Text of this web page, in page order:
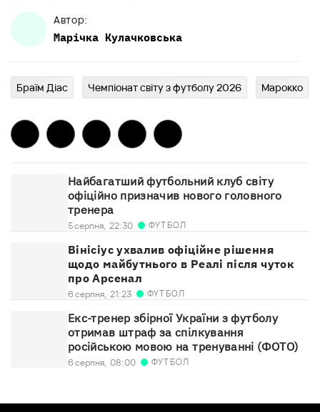
Автор:
Марічка Кулачковська
Браїм Діас Чемпіонат світу з футболу 2026 Марокко
Найбагатший футбольний клуб світу
офіційно призначив нового головного
тренера
5 серпня, 22:30 ФУТБОЛ
Вінісіус ухвалив офіційне рішення
щодо майбутнього в Реалі після чуток
про Арсенал
6 серпня, 21:23 ФУТБОЛ
Екс-тренер збірної України з футболу
отримав штраф за спілкування
російською мовою на тренуванні (ФОТО)
6 серпня, 08:00 ФУТБОЛ